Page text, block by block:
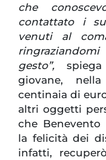
che
contattato i
venuti al
gesto”, spiega
giovane,
centinaia di
altri oggetti
che
la felicità dei
infatti,